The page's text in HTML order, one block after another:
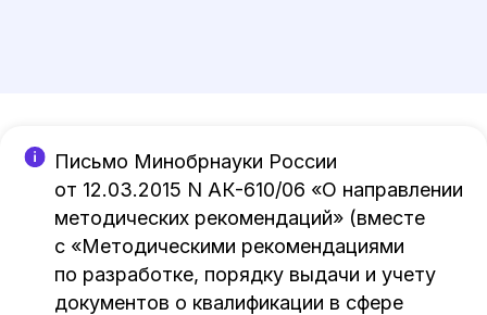
Письмо Минобрнауки России
от 12.03.2015 N АК-610/06 «О направлении
методических рекомендаций» (вместе
с «Методическими рекомендациями
по разработке, порядку выдачи и учету
документов о квалификации в сфере